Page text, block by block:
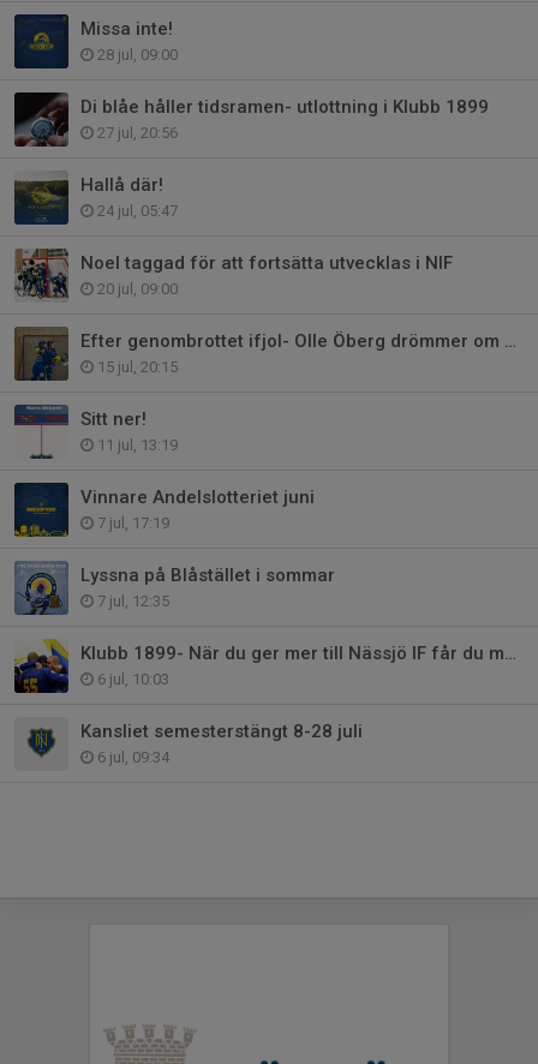
Missa inte!
28 jul, 09:00
Di blåe håller tidsramen- utlottning i Klubb 1899
27 jul, 20:56
Hallå där!
24 jul, 05:47
Noel taggad för att fortsätta utvecklas i NIF
20 jul, 09:00
Efter genombrottet ifjol- Olle Öberg drömmer om kommande säsong
15 jul, 20:15
Sitt ner!
11 jul, 13:19
Vinnare Andelslotteriet juni
7 jul, 17:19
Lyssna på Blåstället i sommar
7 jul, 12:35
Klubb 1899- När du ger mer till Nässjö IF får du mer tillbaka
6 jul, 10:03
Kansliet semesterstängt 8-28 juli
6 jul, 09:34